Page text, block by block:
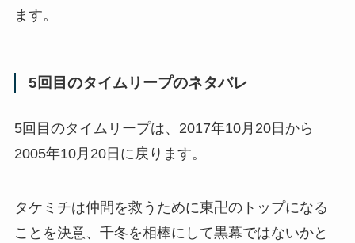
ます。
5回目のタイムリープのネタバレ
5回目のタイムリープは、2017年10月20日から
2005年10月20日に戻ります。
タケミチは仲間を救うために東卍のトップになる
ことを決意、千冬を相棒にして黒幕ではないかと